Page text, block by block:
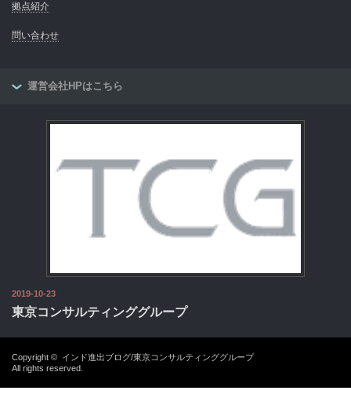
拠点紹介
問い合わせ
運営会社HPはこちら
2019-10-23
東京コンサルティンググループ
Copyright © インド進出ブログ/東京コンサルティンググループ
All rights reserved.